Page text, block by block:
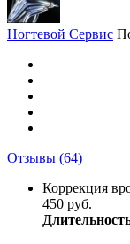
Ногтевой Сервис
Отзывы (64)
Коррекция
450 руб.